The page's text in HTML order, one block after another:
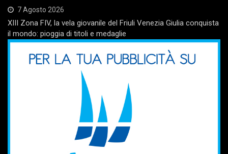
7 Agosto 2026
XIII Zona FIV, la vela giovanile del Friuli Venezia Giulia conquista
il mondo: pioggia di titoli e medaglie